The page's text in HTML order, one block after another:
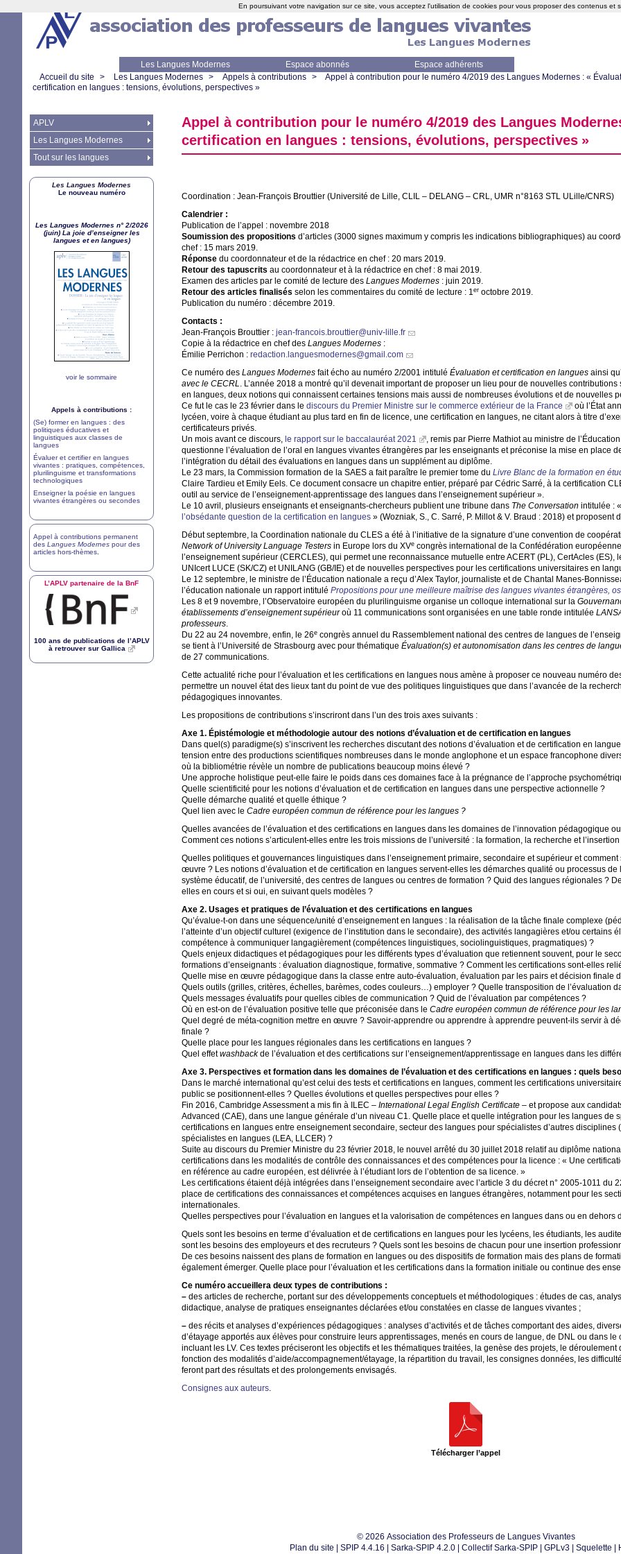
Les Langues Modernes Espace abonnés
Espace adhérents
Accueil du site > Les Langues Modernes > Appels à contributions > Appel à contribution pour le numéro 4/2019 des Langues Modernes : «
certification en langues : tensions, évolutions, perspectives »
Appel à contribution pour le numéro 4/2019 des Langues
certification en langues : tensions, évolutions, perspectives »
Coordination : Jean-François Brouttier (Université de Lille, CLIL – DELANG – CRL, UMR n°8163 STL ULille/CNRS)
Calendrier :
Publication de l’appel : novembre 2018
Soumission des propositions d’articles (3000 signes maximum y compris les indications bibliographiques) au
chef : 15 mars 2019.
Réponse du coordonnateur et de la rédactrice en chef : 20 mars 2019.
Retour des tapuscrits au coordonnateur et à la rédactrice en chef : 8 mai 2019.
Examen des articles par le comité de lecture des Langues Modernes : juin 2019.
Retour des articles finalisés selon les commentaires du comité de lecture : 1er octobre 2019.
Publication du numéro : décembre 2019.
Contacts :
Jean-François Brouttier : jean-francois.brouttier@univ-lille.fr
Copie à la rédactrice en chef des Langues Modernes :
Émilie Perrichon : redaction.languesmodernes@gmail.com
Ce numéro des Langues Modernes fait écho au numéro 2/2001 intitulé Évaluation et certification en langues ainsi
avec le CECRL. L’année 2018 a montré qu’il devenait important de proposer un lieu pour de nouvelles
en langues, deux notions qui connaissent certaines tensions mais aussi de nombreuses évolutions et de nouvelles
Ce fut le cas le 23 février dans le discours du Premier Ministre sur le commerce extérieur de la France
où l’État
lycéen, voire à chaque étudiant au plus tard en fin de licence, une certification en langues, ne citant alors à titre
certificateurs privés.
Un mois avant ce discours, le rapport sur le baccalauréat 2021
, remis par Pierre Mathiot au ministre de
questionne l’évaluation de l’oral en langues vivantes étrangères par les enseignants et préconise la mise en place
l’intégration du détail des évaluations en langues dans un supplément au diplôme.
Le 23 mars, la Commission formation de la SAES a fait paraître le premier tome du Livre Blanc de la formation en
Claire Tardieu et Emily Eels. Ce document consacre un chapitre entier, préparé par Cédric Sarré, à la certification
outil au service de l’enseignement-apprentissage des langues dans l’enseignement supérieur ».
Le 10 avril, plusieurs enseignants et enseignants-chercheurs publient une tribune dans The Conversation intitulée : «
l’obsédante question de la certification en langues » (Wozniak, S., C. Sarré, P. Millot & V. Braud : 2018) et proposent
Début septembre, la Coordination nationale du CLES a été à l’initiative de la signature d’une convention de
Network of University Language Testers in Europe lors du XVe congrès international de la Confédération
l’enseignement supérieur (CERCLES), qui permet une reconnaissance mutuelle entre ACERT (PL), CertAcles (ES),
UNIcert LUCE (SK/CZ) et UNILANG (GB/IE) et de nouvelles perspectives pour les certifications universitaires en
Le 12 septembre, le ministre de l’Éducation nationale a reçu d’Alex Taylor, journaliste et de Chantal Manes-
l’éducation nationale un rapport intitulé Propositions pour une meilleure maîtrise des langues vivantes étrangères,
Les 8 et 9 novembre, l’Observatoire européen du plurilinguisme organise un colloque international sur la
établissements d’enseignement supérieuroù 11 communications sont organisées en une table ronde intitulée
professeurs.
Du 22 au 24 novembre, enfin, le 26e congrès annuel du Rassemblement national des centres de langues de
se tient à l’Université de Strasbourg avec pour thématique Évaluation(s) et autonomisation dans les centres de
de 27 communications.
Cette actualité riche pour l’évaluation et les certifications en langues nous amène à proposer ce nouveau numéro
permettre un nouvel état des lieux tant du point de vue des politiques linguistiques que dans l’avancée de la
pédagogiques innovantes.
Les propositions de contributions s’inscriront dans l’un des trois axes suivants :
Axe 1. Épistémologie et méthodologie autour des notions d’évaluation et de certification en langues
Dans quel(s) paradigme(s) s’inscrivent les recherches discutant des notions d’évaluation et de certification en
tension entre des productions scientifiques nombreuses dans le monde anglophone et un espace francophone
où la bibliométrie révèle un nombre de publications beaucoup moins élevé ?
Une approche holistique peut-elle faire le poids dans ces domaines face à la prégnance de l’approche
Quelle scientificité pour les notions d’évaluation et de certification en langues dans une perspective actionnelle ?
Quelle démarche qualité et quelle éthique ?
Quel lien avec le Cadre européen commun de référence pour les langues ?
Quelles avancées de l’évaluation et des certifications en langues dans les domaines de l’innovation pédagogique
Comment ces notions s’articulent-elles entre les trois missions de l’université : la formation, la recherche et
Quelles politiques et gouvernances linguistiques dans l’enseignement primaire, secondaire et supérieur et
œuvre ? Les notions d’évaluation et de certification en langues servent-elles les démarches qualité ou processus de
système éducatif, de l’université, des centres de langues ou centres de formation ? Quid des langues régionales ?
elles en cours et si oui, en suivant quels modèles ?
Axe 2. Usages et pratiques de l’évaluation et des certifications en langues
Qu’évalue-t-on dans une séquence/unité d’enseignement en langues : la réalisation de la tâche finale complexe
l’atteinte d’un objectif culturel (exigence de l’institution dans le secondaire), des activités langagières et/ou certains
compétence à communiquer langagièrement (compétences linguistiques, sociolinguistiques, pragmatiques) ?
Quels enjeux didactiques et pédagogiques pour les différents types d’évaluation que retiennent souvent, pour le
formations d’enseignants : évaluation diagnostique, formative, sommative ? Comment les certifications sont-elles
Quelle mise en œuvre pédagogique dans la classe entre auto-évaluation, évaluation par les pairs et décision finale
Quels outils (grilles, critères, échelles, barèmes, codes couleurs…) employer ? Quelle transposition de l’évaluation
Quels messages évaluatifs pour quelles cibles de communication ? Quid de l’évaluation par compétences ?
Où en est-on de l’évaluation positive telle que préconisée dans le Cadre européen commun de référence pour les
Quel degré de méta-cognition mettre en œuvre ? Savoir-apprendre ou apprendre à apprendre peuvent-ils servir à
finale ?
Quelle place pour les langues régionales dans les certifications en langues ?
Quel effetwashbackde l’évaluation et des certifications sur l’enseignement/apprentissage en langues dans les
Axe 3. Perspectives et formation dans les domaines de l’évaluation et des certifications en langues : quels
Dans le marché international qu’est celui des tests et certifications en langues, comment les certifications
public se positionnent-elles ? Quelles évolutions et quelles perspectives pour elles ?
Fin 2016, Cambridge Assessment a mis fin à ILEC – International Legal English Certificate – et propose aux
Advanced (CAE), dans une langue générale d’un niveau C1. Quelle place et quelle intégration pour les langues de
certifications en langues entre enseignement secondaire, secteur des langues pour spécialistes d’autres disciplines (
spécialistes en langues (LEA, LLCER) ?
Suite au discours du Premier Ministre du 23 février 2018, le nouvel arrêté du 30 juillet 2018 relatif au diplôme
certifications dans les modalités de contrôle des connaissances et des compétences pour la licence : « Une
en référence au cadre européen, est délivrée à l’étudiant lors de l’obtention de sa licence. »
Les certifications étaient déjà intégrées dans l’enseignement secondaire avec l’article 3 du décret n° 2005-1011 du
place de certifications des connaissances et compétences acquises en langues étrangères, notamment pour les
internationales.
Quelles perspectives pour l’évaluation en langues et la valorisation de compétences en langues dans ou en dehors
Quels sont les besoins en terme d’évaluation et de certifications en langues pour les lycéens, les étudiants, les
sont les besoins des employeurs et des recruteurs ? Quels sont les besoins de chacun pour une insertion
De ces besoins naissent des plans de formation en langues ou des dispositifs de formation mais des plans de
également émerger. Quelle place pour l’évaluation et les certifications dans la formation initiale ou continue des
Ce numéro accueillera deux types de contributions :
– des articles de recherche, portant sur des développements conceptuels et méthodologiques : études de cas,
didactique, analyse de pratiques enseignantes déclarées et/ou constatées en classe de langues vivantes ;
– des récits et analyses d’expériences pédagogiques : analyses d’activités et de tâches comportant des aides,
d’étayage apportés aux élèves pour construire leurs apprentissages, menés en cours de langue, de DNL ou dans le
incluant les LV. Ces textes préciseront les objectifs et les thématiques traitées, la genèse des projets, le
fonction des modalités d’aide/accompagnement/étayage, la répartition du travail, les consignes données, les
feront part des résultats et des prolongements envisagés.
Consignes aux auteurs.
Télécharger l’appel
APLV
Les Langues Modernes
Tout sur les langues
Les Langues Modernes
Le nouveau numéro
Les Langues Modernes n° 2/2026
(juin) La joie d’enseigner les
langues et en langues)
voir le sommaire
Appels à contributions :
(Se) former en langues : des
politiques éducatives et
linguistiques aux classes de
langues
Évaluer et certifier en langues
vivantes : pratiques, compétences,
plurilinguisme et transformations
technologiques
Enseigner la poésie en langues
vivantes étrangères ou secondes
Appel à contributions permanent
des Langues Modernes pour des
articles hors-thèmes
L’APLV partenaire de la BnF
100 ans de publications de l’APLV
à retrouver sur Gallica
© 2026 Association des Professeurs de Langues Vivantes
Plan du site
SPIP 4.4.16 Sarka-SPIP 4.2.0| Collectif Sarka-SPIP| GPLv3| Squelette
En poursuivant votre navigation sur ce site, vous acceptez l'utilisation de cookies pour vous proposer des contenus et